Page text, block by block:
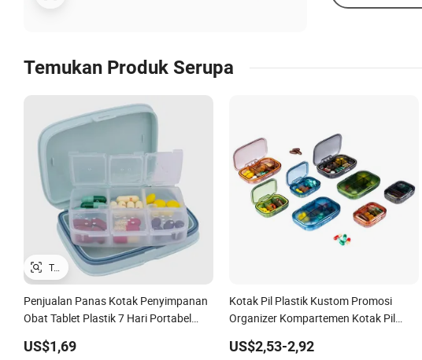
Temukan Produk Serupa
Penjualan Panas Kotak Penyimpanan
Obat Tablet Plastik 7 Hari Portabel
US$1,69
Kotak Pil Plastik Kustom Promosi
Organizer Kompartemen Kotak Pil
US$2,53-2,92